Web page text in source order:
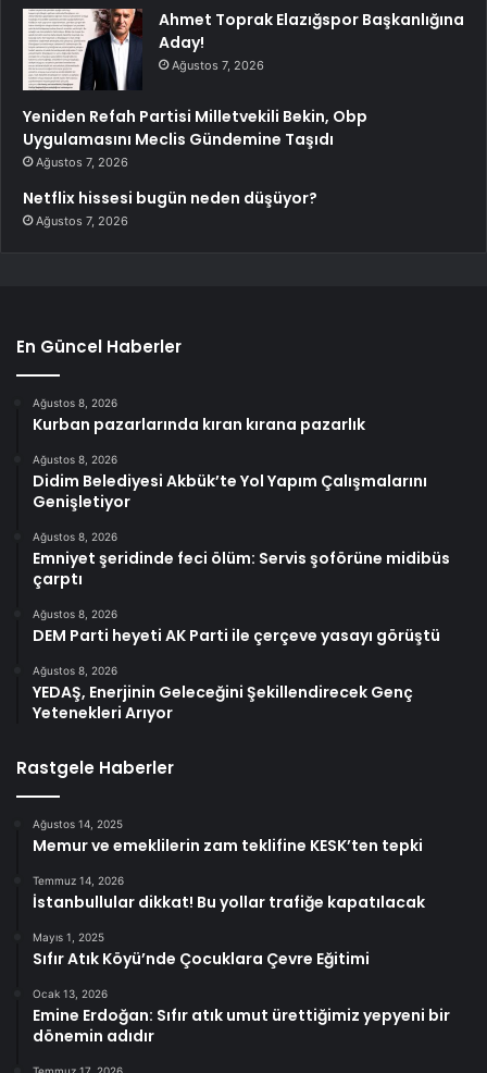
Ahmet Toprak Elazığspor Başkanlığına
Aday!
Ağustos 7, 2026
Yeniden Refah Partisi Milletvekili Bekin, Obp
Uygulamasını Meclis Gündemine Taşıdı
Ağustos 7, 2026
Netflix hissesi bugün neden düşüyor?
Ağustos 7, 2026
En Güncel Haberler
Ağustos 8, 2026
Kurban pazarlarında kıran kırana pazarlık
Ağustos 8, 2026
Didim Belediyesi Akbük’te Yol Yapım Çalışmalarını
Genişletiyor
Ağustos 8, 2026
Emniyet şeridinde feci ölüm: Servis şoförüne midibüs
çarptı
Ağustos 8, 2026
DEM Parti heyeti AK Parti ile çerçeve yasayı görüştü
Ağustos 8, 2026
YEDAŞ, Enerjinin Geleceğini Şekillendirecek Genç
Yetenekleri Arıyor
Rastgele Haberler
Ağustos 14, 2025
Memur ve emeklilerin zam teklifine KESK’ten tepki
Temmuz 14, 2026
İstanbullular dikkat! Bu yollar trafiğe kapatılacak
Mayıs 1, 2025
Sıfır Atık Köyü’nde Çocuklara Çevre Eğitimi
Ocak 13, 2026
Emine Erdoğan: Sıfır atık umut ürettiğimiz yepyeni bir
dönemin adıdır